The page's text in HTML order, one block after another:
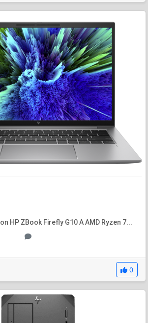
HP ZBook Firefly G10 A AMD Ryzen 7...
0